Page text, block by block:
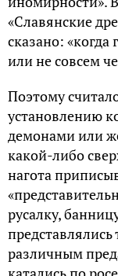
«Славянские
сказано:
или не совсем
Поэтому
установлению
демонами или
какой-либо
нагота
русалку,
различным